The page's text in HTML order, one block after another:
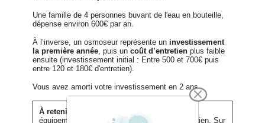
Une famille de 4 personnes buvant de l'eau en bouteille,
dépense environ 600€ par an.
À l’inverse, un osmoseur représente un investissement
la première année , puis un coût d’entretien plus faible
ensuite (investissement initial : Entre 500 et 700€ puis
entre 120 et 180€ d'entretien).
Vous avez amorti votre investissement en 2 ans.
À retenir :
équipement : investissement initial, puis entretien. Sur